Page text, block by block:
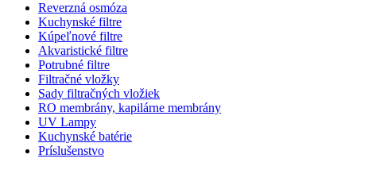
Reverzná osmóza
Kuchynské filtre
Kúpeľnové filtre
Akvaristické filtre
Potrubné filtre
Filtračné vložky
Sady filtračných vložiek
RO membrány, kapilárne membrány
UV Lampy
Kuchynské batérie
Príslušenstvo